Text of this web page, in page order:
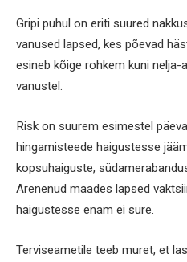
Gripi puhul on eriti suured
vanused lapsed, kes põevad
esineb kõige rohkem kuni
vanustel.
Risk on suurem esimestel
hingamisteede haigustesse
kopsuhaiguste,
Arenenud maades lapsed
haigustesse enam ei sure.
Terviseametile teeb muret, et